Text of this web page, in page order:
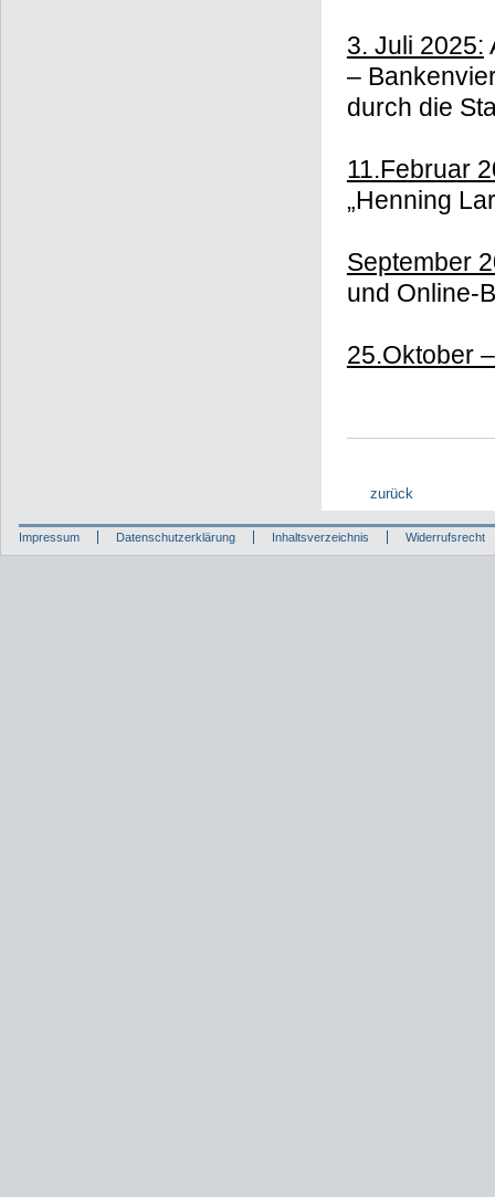
3. Juli 2025:
–
durch die
11.Februar
„Henning
September
und Online-
25.Oktober
zurück
Impressum Datenschutzerklärung Inhaltsverzeichnis Widerrufsrecht